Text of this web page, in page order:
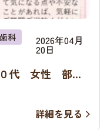
科
2026年04月
20日
代 女性 部分
詳細を見る